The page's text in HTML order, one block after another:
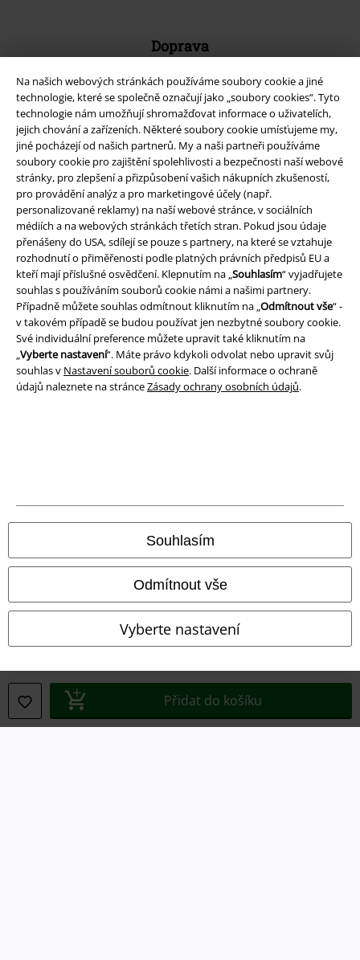
Na našich webových stránkách používáme soubory cookie a jiné
technologie, které se společně označují jako „soubory cookies“. Tyto
technologie nám umožňují shromažďovat informace o uživatelích,
jejich chování a zařízeních. Některé soubory cookie umísťujeme my,
jiné pocházejí od našich partnerů. My a naši partneři používáme
soubory cookie pro zajištění spolehlivosti a bezpečnosti naší webové
stránky, pro zlepšení a přizpůsobení vašich nákupních zkušeností,
pro provádění analýz a pro marketingové účely (např.
personalizované reklamy) na naší webové stránce, v sociálních
médiích a na webových stránkách třetích stran. Pokud jsou údaje
přenášeny do USA, sdílejí se pouze s partnery, na které se vztahuje
rozhodnutí o přiměřenosti podle platných právních předpisů EU a
kteří mají příslušné osvědčení. Klepnutím na „Souhlasím“ vyjadřujete
souhlas s používáním souborů cookie námi a našimi partnery.
Případně můžete souhlas odmítnout kliknutím na „Odmítnout vše“ -
v takovém případě se budou používat jen nezbytné soubory cookie.
Své individuální preference můžete upravit také kliknutím na
„Vyberte nastavení“. Máte právo kdykoli odvolat nebo upravit svůj
souhlas v Nastavení souborů cookie. Další informace o ochraně
údajů naleznete na stránceZásady ochrany osobních údajů.
Souhlasím
Odmítnout vše
Vyberte nastavení
Přidat do košíku
Doprava
Balíkovna Balík Do ruky
EMP aplikaci
Stáhněte si novou EMP aplikaci zdarma a využijte všechny nové
funkce a výhody!
A Warner Music Group Company
Podmínky
Ochrana osobních údajů
Likvidace odpadu a ochrana životního prostředí
Prohlášení o shodě